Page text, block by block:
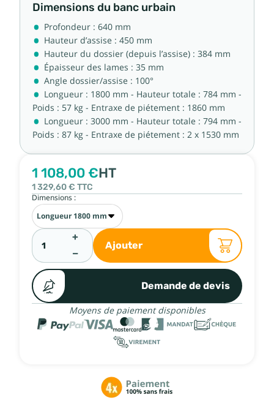
Dimensions du banc urbain
Profondeur : 640 mm
Hauteur d’assise : 450 mm
Hauteur du dossier (depuis l’assise) : 384 mm
Épaisseur des lames : 35 mm
Angle dossier/assise : 100°
Longueur : 1800 mm - Hauteur totale : 784 mm -
Poids : 57 kg - Entraxe de piétement : 1860 mm
Longueur : 3000 mm - Hauteur totale : 794 mm -
Poids : 87 kg - Entraxe de piétement : 2 x 1530 mm
1 108,00 €HT
1 329,60 € TTC
Dimensions :
+
−
Ajouter
Demande de devis
Moyens de paiement disponibles